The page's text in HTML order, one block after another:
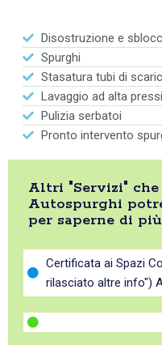
Disostruzione e
Spurghi
Stasatura tubi di
Lavaggio ad alta
Pulizia serbatoi
Pronto intervento
Altri "Servizi"
Autospurghi
per saperne di più
Certificata ai Spazi
rilasciato altre info")